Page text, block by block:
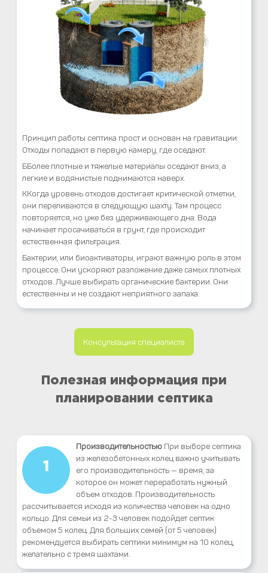
Принцип работы септика прост и основан на гравитации.
Отходы попадают в первую камеру, где оседают.
ББолее плотные и тяжелые материалы оседают вниз, а
легкие и водянистые поднимаются наверх.
ККогда уровень отходов достигает критической отметки,
они переливаются в следующую шахту. Там процесс
повторяется, но уже без удерживающего дна. Вода
начинает просачиваться в грунт, где происходит
естественная фильтрация.
Бактерии, или биоактиваторы, играют важную роль в этом
процессе. Они ускоряют разложение даже самых плотных
отходов. Лучше выбирать органические бактерии. Они
естественны и не создают неприятного запаха.
Консультация специалиста
Полезная информация при
планировании септика
1
ПроизводительностьюПри выборе септика
из железобетонных колец важно учитывать
его производительность — время, за
которое он может переработать нужный
объем отходов. Производительность
рассчитывается исходя из количества человек на одно
кольцо. Для семьи из 2-3 человек подойдет септик
объемом 5 колец. Для больших семей (от 5 человек)
рекомендуется выбирать септики минимум на 10 колец,
желательно с тремя шахтами.